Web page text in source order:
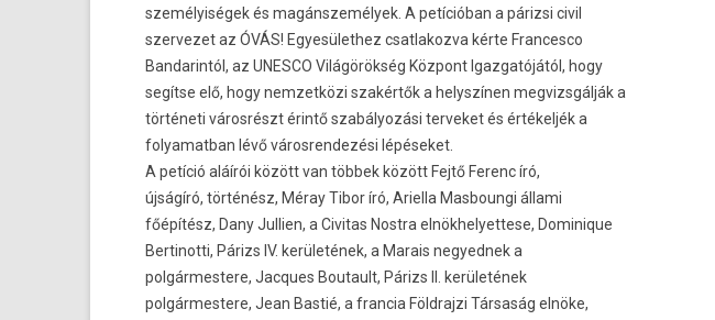
személyiségek és magánszemélyek. A petícióban a párizsi civil
szervezet az ÓVÁS! Egyesülethez csatlakozva kérte Francesco
Bandarintól, az UNESCO Világörökség Központ Igazgatójától, hogy
segítse elő, hogy nemzetközi szakértők a helyszínen megvizsgálják a
történeti városrészt érintő szabályozási terveket és értékeljék a
folyamatban lévő városrendezési lépéseket.
A petíció aláírói között van többek között Fejtő Ferenc író,
újságíró, történész, Méray Tibor író, Ariella Masboungi állami
főépítész, Dany Jullien, a Civitas Nostra elnökhelyettese, Dominique
Bertinotti, Párizs IV. kerületének, a Marais negyednek a
polgármestere, Jacques Boutault, Párizs II. kerületének
polgármestere, Jean Bastié, a francia Földrajzi Társaság elnöke,